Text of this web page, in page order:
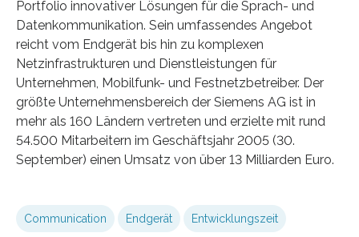
Portfolio innovativer Lösungen für die Sprach- und
Datenkommunikation. Sein umfassendes Angebot
reicht vom Endgerät bis hin zu komplexen
Netzinfrastrukturen und Dienstleistungen für
Unternehmen, Mobilfunk- und Festnetzbetreiber. Der
größte Unternehmensbereich der Siemens AG ist in
mehr als 160 Ländern vertreten und erzielte mit rund
54.500 Mitarbeitern im Geschäftsjahr 2005 (30.
September) einen Umsatz von über 13 Milliarden Euro.
Communication Endgerät Entwicklungszeit